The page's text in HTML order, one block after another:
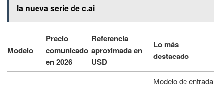
la nueva serie de c.ai
Modelo
Precio
comunicado
en 2026
Referencia
aproximada en
USD
Lo más
destacado
Modelo de entrada